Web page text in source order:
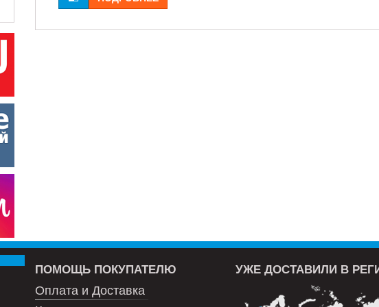
ПОМОЩЬ ПОКУПАТЕЛЮ
Оплата и Доставка
УЖЕ ДОСТАВИЛИ В